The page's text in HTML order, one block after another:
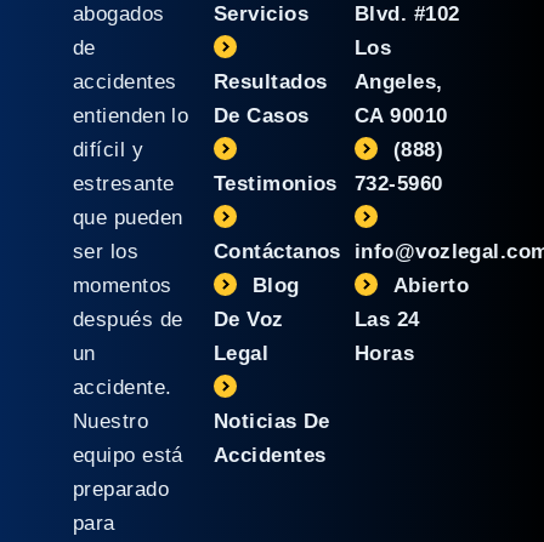
abogados
de
accidentes
entienden lo
difícil y
estresante
que pueden
ser los
momentos
después de
un
accidente.
Nuestro
equipo está
preparado
para
Servicios
Resultados
De Casos
Testimonios
Contáctanos
Blog
De Voz
Legal
Noticias De
Accidentes
Blvd. #102
Los
Angeles,
CA 90010
(888)
732-5960
Abierto
Las 24
Horas